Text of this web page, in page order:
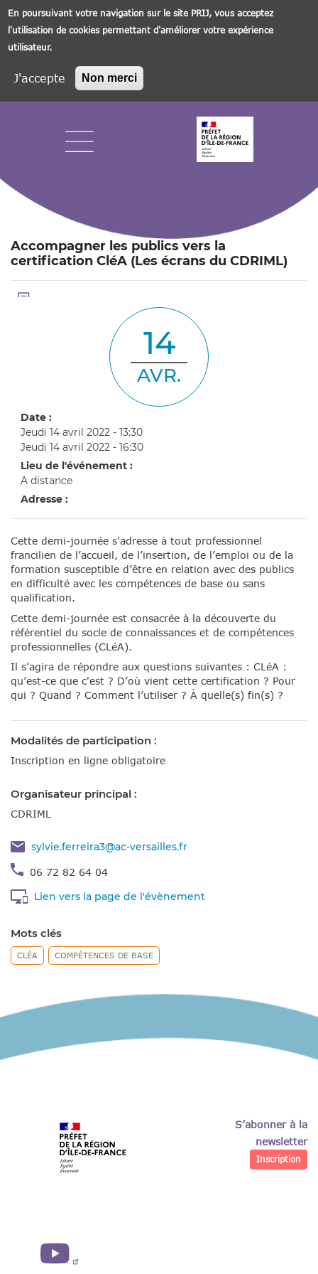
En poursuivant votre navigation sur le site PRIJ, vous acceptez
l'utilisation de cookies permettant d'améliorer votre expérience
utilisateur.
J'accepte Non merci
Accompagner les publics vers la
certification CléA (Les écrans du CDRIML)
14
AVR.
Date :
Jeudi 14 avril 2022 - 13:30
Jeudi 14 avril 2022 - 16:30
Lieu de l'événement :
A distance
Adresse :
Cette demi-journée s'adresse à tout professionnel
francilien de l’accueil, de l’insertion, de l’emploi ou de la
formation susceptible d’être en relation avec des publics
en difficulté avec les compétences de base ou sans
qualification.
Cette demi-journée est consacrée à la découverte du
référentiel du socle de connaissances et de compétences
professionnelles (CLéA).
Il s’agira de répondre aux questions suivantes : CLéA :
qu’est-ce que c'est ? D’où vient cette certification ? Pour
qui ? Quand ? Comment l’utiliser ? À quelle(s) fin(s) ?
Modalités de participation :
Inscription en ligne obligatoire
Organisateur principal :
CDRIML
sylvie.ferreira3@ac-versailles.fr
06 72 82 64 04
Lien vers la page de l'évènement
Mots clés
CLÉA COMPÉTENCES DE BASE
S’abonner à la
newsletter
Inscription